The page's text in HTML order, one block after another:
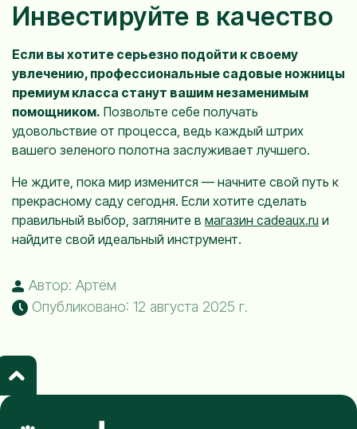
Инвестируйте в качество
Если вы хотите серьезно подойти к своему
увлечению, профессиональные садовые ножницы
премиум класса станут вашим незаменимым
помощником. Позвольте себе получать
удовольствие от процесса, ведь каждый штрих
вашего зеленого полотна заслуживает лучшего.
Не ждите, пока мир изменится — начните свой путь к
прекрасному саду сегодня. Если хотите сделать
правильный выбор, загляните в магазин cadeaux.ru и
найдите свой идеальный инструмент.
Автор: Артём
Опубликовано: 12 августа 2025 г.